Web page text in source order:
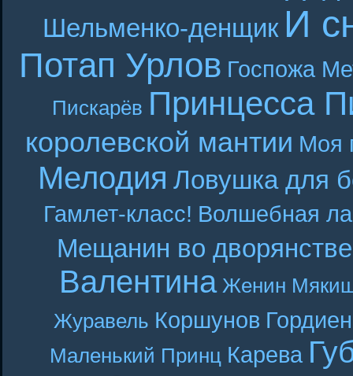
Шельменко-денщик И
Потап Урлов Госпожа
Пискарёв Принцесса
королевской мантии Моя
Мелодия Ловушка для
Гамлет-класс! Волшебная
Мещанин во дворянстве
Валентина Женин
Журавель Коршунов
Маленький Принц Карева